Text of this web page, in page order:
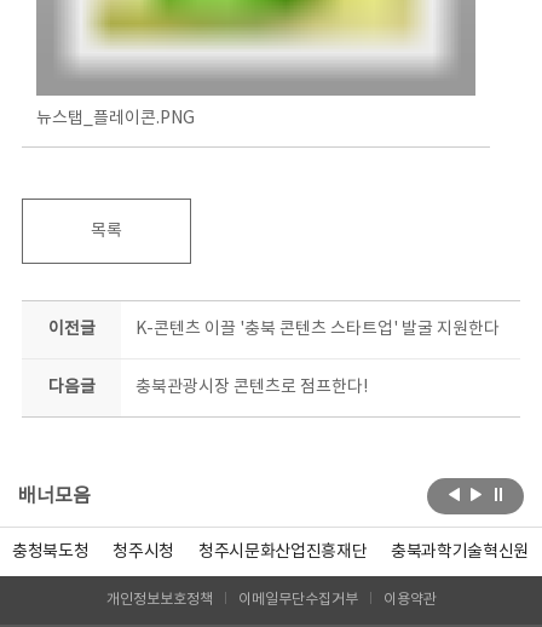
뉴스탭_플레이콘.PNG
목록
이전글 K-콘텐츠 이끌 '충북 콘텐츠 스타트업' 발굴 지원한다
다음글 충북관광시장 콘텐츠로 점프한다!
배너모음
충청북도청 청주시청 청주시문화산업진흥재단 충북과학기술혁신원
개인정보보호정책 이메일무단수집거부 이용약관